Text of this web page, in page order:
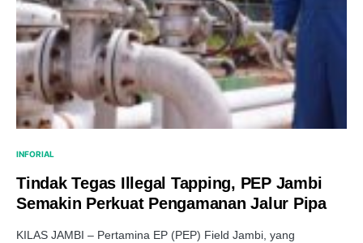
INFORIAL
Tindak Tegas Illegal Tapping, PEP Jambi
Semakin Perkuat Pengamanan Jalur Pipa
KILAS JAMBI – Pertamina EP (PEP) Field Jambi, yang